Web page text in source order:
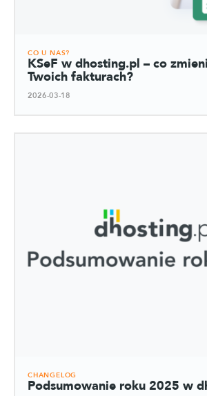
CO U NAS?
KSeF w dhosting.pl – co
Twoich fakturach?
2026-03-18
CHANGELOG
Podsumowanie roku 2025 w